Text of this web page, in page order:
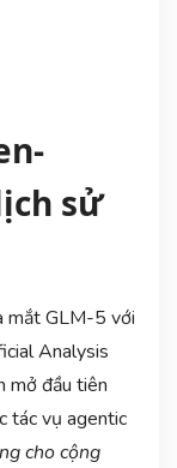
sử
mắt GLM-5 với
Analysis
mở đầu tiên
tác vụ agentic
cho cộng